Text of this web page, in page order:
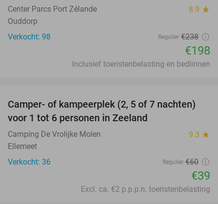
Center Parcs Port Zélande 8.9 star
Ouddorp
Verkocht: 98
Regulier €238
€198
Inclusief toeristenbelasting en bedlinnen
35%
Camper- of kampeerplek (2, 5 of 7 nachten)
voor 1 tot 6 personen in Zeeland
Camping De Vrolijke Molen 9.3 star
Ellemeet
Verkocht: 36
Regulier €60
€39
Excl. ca. €2 p.p.p.n. toeristenbelasting